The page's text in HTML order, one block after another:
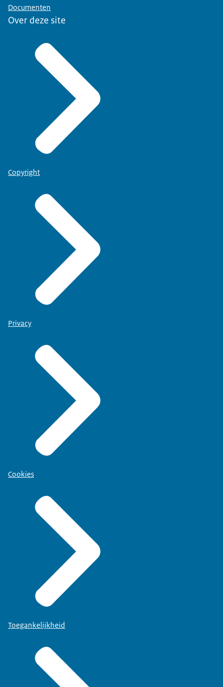
Documenten
Over deze site
Copyright
Privacy
Cookies
Toegankelijkheid